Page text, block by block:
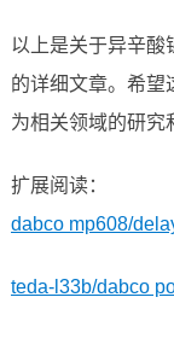
以上是关于异辛酸
的详细文章。希望
为相关领域的研究
扩展阅读：
dabco mp608/
teda-l33b/dabco